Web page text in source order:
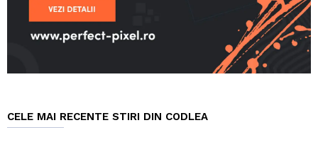
CELE MAI RECENTE STIRI DIN CODLEA